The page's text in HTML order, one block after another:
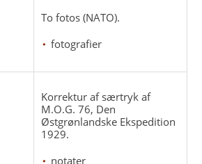
To fotos (NATO).
fotografier
Korrektur af særtryk af
M.O.G. 76, Den
Østgrønlandske Ekspedition
1929.
notater